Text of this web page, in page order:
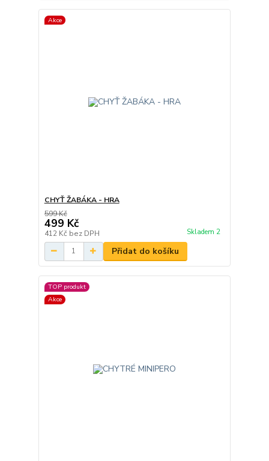
Akce
CHYŤ ŽABÁKA - HRA
599 Kč
499 Kč
412 Kč bez DPH Skladem 2
Přidat do košíku
TOP produkt
Akce